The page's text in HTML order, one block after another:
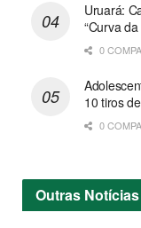
Uruará:
“Curva
0
10 tiros
0
Outras Notícias